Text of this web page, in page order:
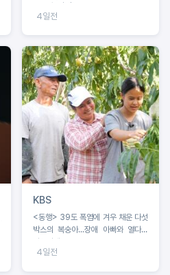
규 교수 강연
4일전
KBS
<동행> 39도 폭염에 겨우 채운 다섯
박스의 복숭아...장애 아빠와 열다섯
4일전